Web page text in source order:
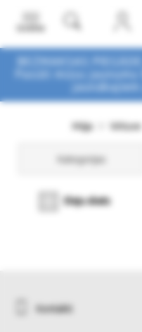
BEZMAKSAS
Pasūti mūsu
Māja Virtuve
Kategorijas
Sleju skats
Kontakti